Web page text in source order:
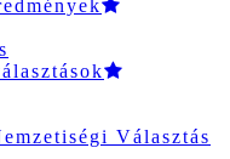
Választás